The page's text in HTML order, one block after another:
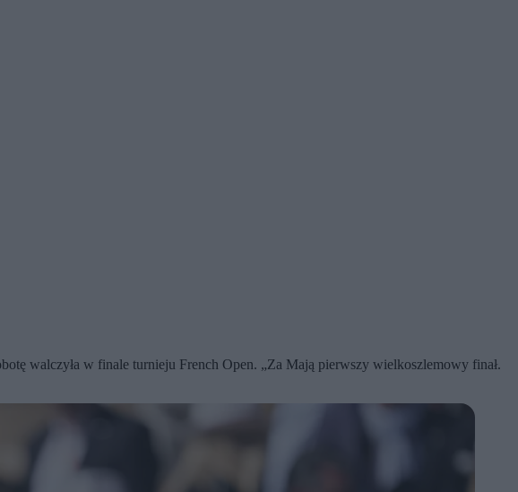
walczyła w finale turnieju French Open. „Za Mają pierwszy wielkoszlemowy finał.